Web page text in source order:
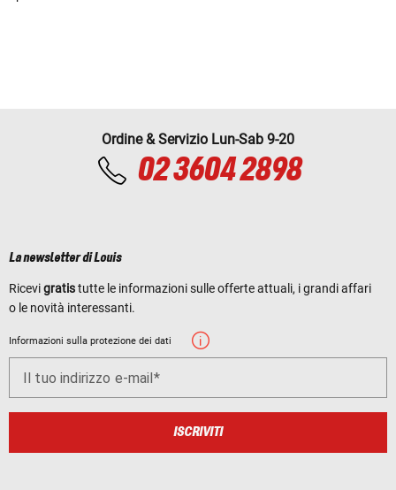
Ordine & Servizio Lun-Sab 9-20
02 3604 2898
La newsletter di Louis
Ricevigratistutte le informazioni sulle offerte attuali, i grandi affari
o le novità interessanti.
Informazioni sulla protezione dei dati
Il tuo indirizzo e-mail
ISCRIVITI